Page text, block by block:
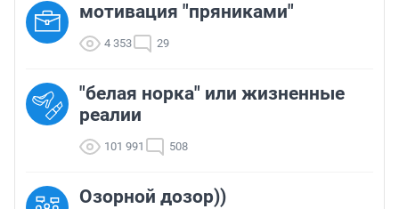
мотивация "пряниками"
4 353 29
"белая норка" или жизненные
реалии
101 991 508
Озорной дозор))